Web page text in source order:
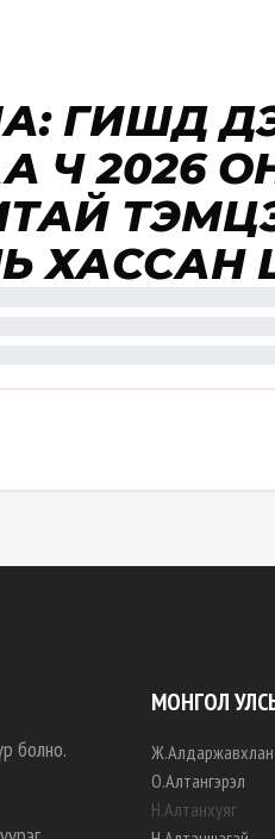
ГИШҮҮД
Ч 2026
ХАССАН
болно.
МОНГОЛ
Ж.Алдаржавхлан
О.Алтангэрэл
Н.Алтанхуяг